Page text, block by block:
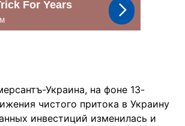
Украина, на фоне 13-
чистого притока в Украину
инвестиций изменилась и